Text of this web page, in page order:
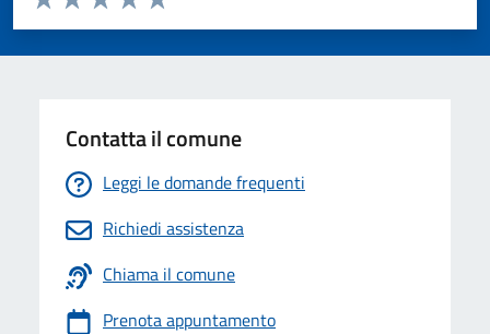
Valuta 5 stelle su 5
Valuta 4 stelle su 5
Valuta 3 stelle su 5
Valuta 2 stelle su 5
Valuta 1 stelle su 5
Contatta il comune
Leggi le domande frequenti
Richiedi assistenza
Chiama il comune
Prenota appuntamento